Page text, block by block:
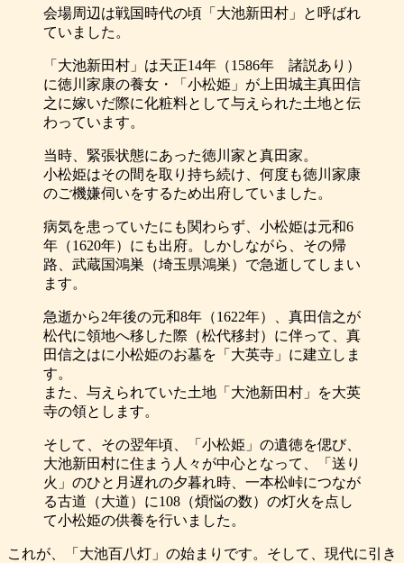
会場周辺は戦国時代の頃「大池新田村」と呼ばれ
ていました。
「大池新田村」は天正14年（1586年 諸説あり）
に徳川家康の養女・「小松姫」が上田城主真田信
之に嫁いだ際に化粧料として与えられた土地と伝
わっています。
当時、緊張状態にあった徳川家と真田家。
小松姫はその間を取り持ち続け、何度も徳川家康
のご機嫌伺いをするため出府していました。
病気を患っていたにも関わらず、小松姫は元和6
年（1620年）にも出府。しかしながら、その帰
路、武蔵国鴻巣（埼玉県鴻巣）で急逝してしまい
ます。
急逝から2年後の元和8年（1622年）、真田信之が
松代に領地へ移した際（松代移封）に伴って、真
田信之はに小松姫のお墓を「大英寺」に建立しま
す。
また、与えられていた土地「大池新田村」を大英
寺の領とします。
そして、その翌年頃、「小松姫」の遺徳を偲び、
大池新田村に住まう人々が中心となって、「送り
火」のひと月遅れの夕暮れ時、一本松峠につなが
る古道（大道）に108（煩悩の数）の灯火を点し
て小松姫の供養を行いました。
これが、「大池百八灯」の始まりです。そして、現代に引き